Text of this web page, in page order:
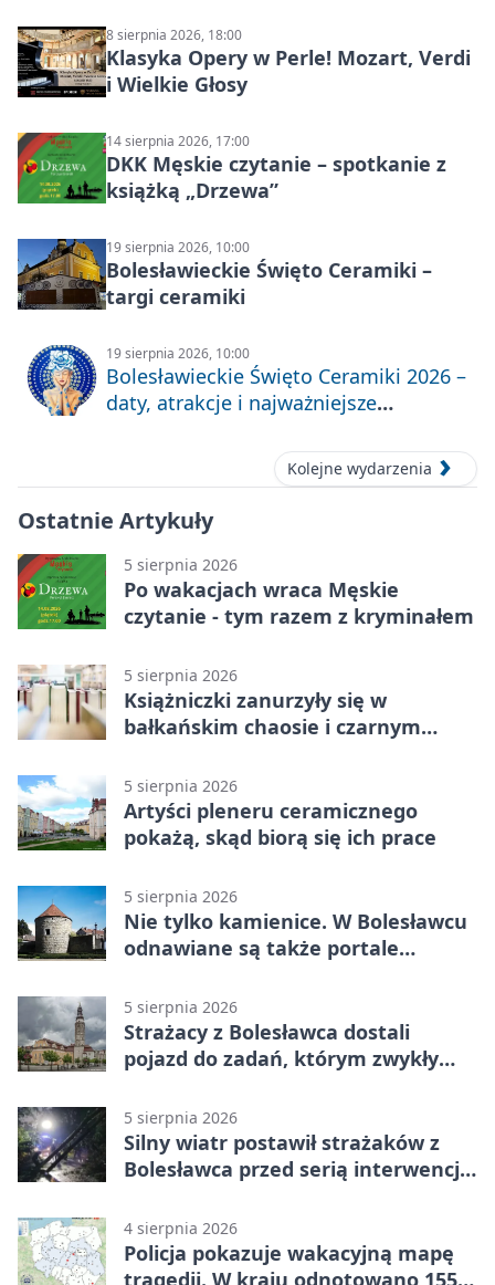
8 sierpnia 2026, 18:00
Klasyka Opery w Perle! Mozart, Verdi
i Wielkie Głosy
14 sierpnia 2026, 17:00
DKK Męskie czytanie – spotkanie z
książką „Drzewa”
19 sierpnia 2026, 10:00
Bolesławieckie Święto Ceramiki –
targi ceramiki
19 sierpnia 2026, 10:00
Bolesławieckie Święto Ceramiki 2026 –
daty, atrakcje i najważniejsze
Kolejne wydarzenia
Ostatnie Artykuły
5 sierpnia 2026
Po wakacjach wraca Męskie
czytanie - tym razem z kryminałem
5 sierpnia 2026
Książniczki zanurzyły się w
bałkańskim chaosie i czarnym
5 sierpnia 2026
Artyści pleneru ceramicznego
pokażą, skąd biorą się ich prace
5 sierpnia 2026
Nie tylko kamienice. W Bolesławcu
odnawiane są także portale
5 sierpnia 2026
Strażacy z Bolesławca dostali
pojazd do zadań, którym zwykły
5 sierpnia 2026
Silny wiatr postawił strażaków z
Bolesławca przed serią interwencji -
4 sierpnia 2026
Policja pokazuje wakacyjną mapę